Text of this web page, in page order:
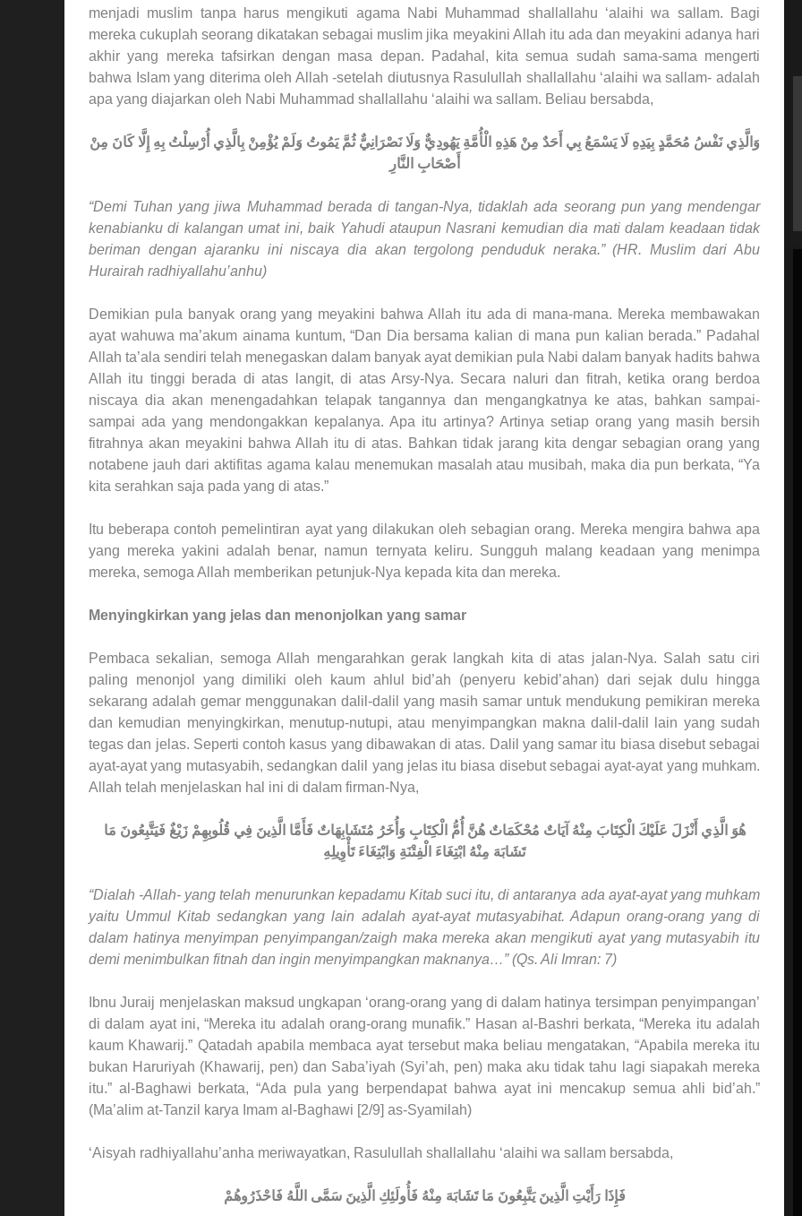
menjadi muslim tanpa harus mengikuti agama Nabi Muhammad shallallahu ‘alaihi wa sallam. Bagi
mereka cukuplah seorang dikatakan sebagai muslim jika meyakini Allah itu ada dan meyakini adanya hari
akhir yang mereka tafsirkan dengan masa depan. Padahal, kita semua sudah sama-sama mengerti
bahwa Islam yang diterima oleh Allah -setelah diutusnya Rasulullah shallallahu ‘alaihi wa sallam- adalah
apa yang diajarkan oleh Nabi Muhammad shallallahu ‘alaihi wa sallam. Beliau bersabda,
وَالَّذِي نَفْسُ مُحَمَّدٍ بِيَدِهِ لَا يَسْمَعُ بِي أَحَدٌ مِنْ هَذِهِ الْأُمَّةِ يَهُودِيٌّ وَلَا نَصْرَانِيٌّ ثُمَّ يَمُوتُ وَلَمْ يُؤْمِنْ بِالَّذِي أُرْسِلْتُ بِهِ إِلَّا كَانَ مِنْ
أَصْحَابِ النَّارِ
“Demi Tuhan yang jiwa Muhammad berada di tangan-Nya, tidaklah ada seorang pun yang mendengar
kenabianku di kalangan umat ini, baik Yahudi ataupun Nasrani kemudian dia mati dalam keadaan tidak
beriman dengan ajaranku ini niscaya dia akan tergolong penduduk neraka.” (HR. Muslim dari Abu
Hurairah radhiyallahu’anhu)
Demikian pula banyak orang yang meyakini bahwa Allah itu ada di mana-mana. Mereka membawakan
ayat wahuwa ma’akum ainama kuntum, “Dan Dia bersama kalian di mana pun kalian berada.” Padahal
Allah ta’ala sendiri telah menegaskan dalam banyak ayat demikian pula Nabi dalam banyak hadits bahwa
Allah itu tinggi berada di atas langit, di atas Arsy-Nya. Secara naluri dan fitrah, ketika orang berdoa
niscaya dia akan menengadahkan telapak tangannya dan mengangkatnya ke atas, bahkan sampai-
sampai ada yang mendongakkan kepalanya. Apa itu artinya? Artinya setiap orang yang masih bersih
fitrahnya akan meyakini bahwa Allah itu di atas. Bahkan tidak jarang kita dengar sebagian orang yang
notabene jauh dari aktifitas agama kalau menemukan masalah atau musibah, maka dia pun berkata, “Ya
kita serahkan saja pada yang di atas.”
Itu beberapa contoh pemelintiran ayat yang dilakukan oleh sebagian orang. Mereka mengira bahwa apa
yang mereka yakini adalah benar, namun ternyata keliru. Sungguh malang keadaan yang menimpa
mereka, semoga Allah memberikan petunjuk-Nya kepada kita dan mereka.
Menyingkirkan yang jelas dan menonjolkan yang samar
Pembaca sekalian, semoga Allah mengarahkan gerak langkah kita di atas jalan-Nya. Salah satu ciri
paling menonjol yang dimiliki oleh kaum ahlul bid’ah (penyeru kebid’ahan) dari sejak dulu hingga
sekarang adalah gemar menggunakan dalil-dalil yang masih samar untuk mendukung pemikiran mereka
dan kemudian menyingkirkan, menutup-nutupi, atau menyimpangkan makna dalil-dalil lain yang sudah
tegas dan jelas. Seperti contoh kasus yang dibawakan di atas. Dalil yang samar itu biasa disebut sebagai
ayat-ayat yang mutasyabih, sedangkan dalil yang jelas itu biasa disebut sebagai ayat-ayat yang muhkam.
Allah telah menjelaskan hal ini di dalam firman-Nya,
هُوَ الَّذِي أَنْزَلَ عَلَيْكَ الْكِتَابَ مِنْهُ آيَاتٌ مُحْكَمَاتٌ هُنَّ أُمُّ الْكِتَابِ وَأُخَرُ مُتَشَابِهَاتٌ فَأَمَّا الَّذِينَ فِي قُلُوبِهِمْ زَيْغٌ فَيَتَّبِعُونَ مَا
تَشَابَهَ مِنْهُ ابْتِغَاءَ الْفِتْنَةِ وَابْتِغَاءَ تَأْوِيلِهِ
“Dialah -Allah- yang telah menurunkan kepadamu Kitab suci itu, di antaranya ada ayat-ayat yang muhkam
yaitu Ummul Kitab sedangkan yang lain adalah ayat-ayat mutasyabihat. Adapun orang-orang yang di
dalam hatinya menyimpan penyimpangan/zaigh maka mereka akan mengikuti ayat yang mutasyabih itu
demi menimbulkan fitnah dan ingin menyimpangkan maknanya…” (Qs. Ali Imran: 7)
Ibnu Juraij menjelaskan maksud ungkapan ‘orang-orang yang di dalam hatinya tersimpan penyimpangan’
di dalam ayat ini, “Mereka itu adalah orang-orang munafik.” Hasan al-Bashri berkata, “Mereka itu adalah
kaum Khawarij.” Qatadah apabila membaca ayat tersebut maka beliau mengatakan, “Apabila mereka itu
bukan Haruriyah (Khawarij, pen) dan Saba’iyah (Syi’ah, pen) maka aku tidak tahu lagi siapakah mereka
itu.” al-Baghawi berkata, “Ada pula yang berpendapat bahwa ayat ini mencakup semua ahli bid’ah.”
(Ma’alim at-Tanzil karya Imam al-Baghawi [2/9] as-Syamilah)
‘Aisyah radhiyallahu’anha meriwayatkan, Rasulullah shallallahu ‘alaihi wa sallam bersabda,
فَإِذَا رَأَيْتِ الَّذِينَ يَتَّبِعُونَ مَا تَشَابَهَ مِنْهُ فَأُولَئِكِ الَّذِينَ سَمَّى اللَّهُ فَاحْذَرُوهُمْ